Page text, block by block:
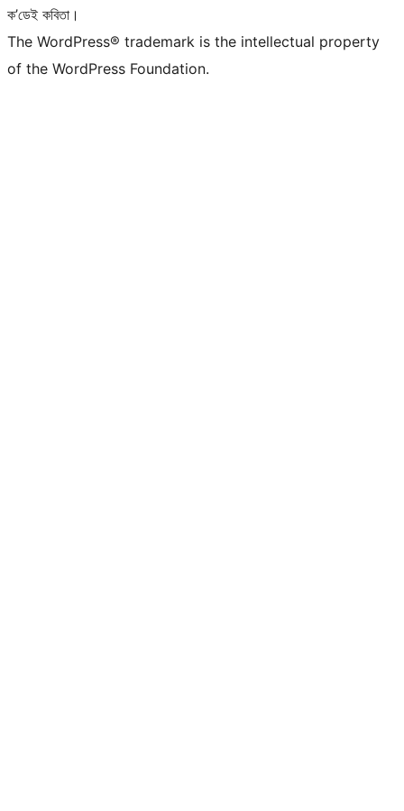
ক’ডেই কবিতা।
The WordPress® trademark is the intellectual property
of the WordPress Foundation.